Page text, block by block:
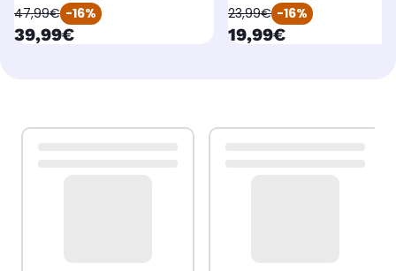
oldPrice
47,99€ -16%
currentPrice
39,99€
oldPrice
23,99€ -16%
currentPrice
19,99€